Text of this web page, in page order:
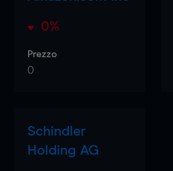
0%
Prezzo
0
Schindler
Holding AG